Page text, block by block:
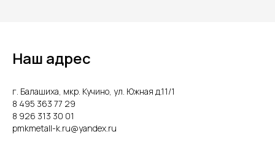
Наш адрес
г. Балашиха, мкр. Кучино, ул. Южная д.11/1
8 495 363 77 29
8 926 313 30 01
pmkmetall-k.ru@yandex.ru